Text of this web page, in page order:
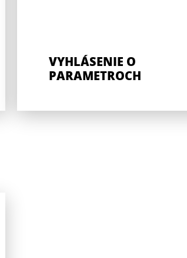
VYHLÁSENIE O
PARAMETROCH